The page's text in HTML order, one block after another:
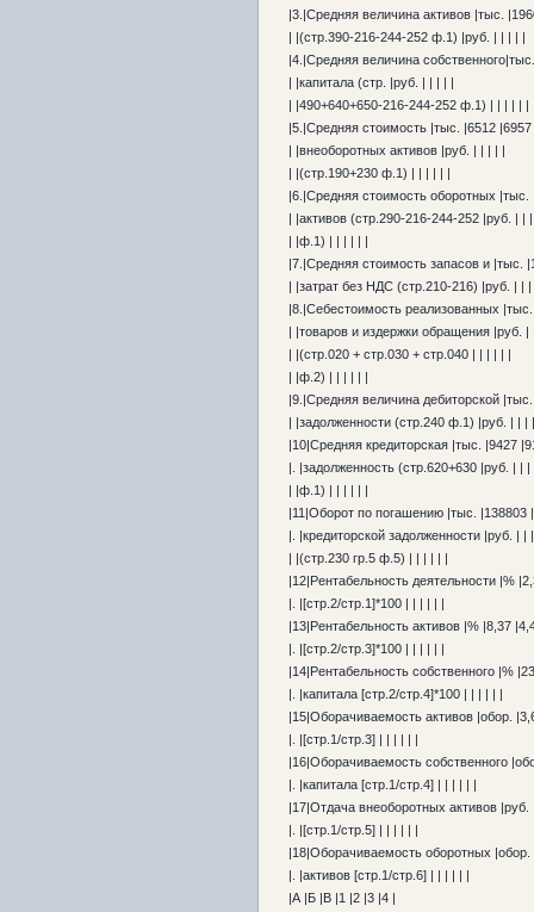
|3.|Средняя величина активов |тыс.
| |(стр.390-216-244-252 ф.1) |руб. | | | | |
|4.|Средняя величина
| |капитала (стр. |руб. | | | | |
| |490+640+650-216-244-252 ф.1) | | | | | |
|5.|Средняя стоимость |тыс. |6512
| |внеоборотных активов |руб. | | | | |
| |(стр.190+230 ф.1) | | | | | |
|6.|Средняя стоимость оборотных
| |активов (стр.290-216-244-252 |руб. | |
| |ф.1) | | | | | |
|7.|Средняя стоимость запасов и |тыс.
| |затрат без НДС (стр.210-216) |руб. | | |
|8.|Себестоимость реализованных
| |товаров и издержки обращения |руб. |
| |(стр.020 + стр.030 + стр.040 | | | | | |
| |ф.2) | | | | | |
|9.|Средняя величина дебиторской
| |задолженности (стр.240 ф.1) |руб. | | |
|10|Средняя кредиторская |тыс. |9427
|. |задолженность (стр.620+630 |руб. | | |
| |ф.1) | | | | | |
|11|Оборот по погашению |тыс. |138803
|. |кредиторской задолженности |руб. | |
| |(стр.230 гр.5 ф.5) | | | | | |
|12|Рентабельность деятельности |%
|. |[стр.2/стр.1]*100 | | | | | |
|13|Рентабельность активов |% |8,37
|. |[стр.2/стр.3]*100 | | | | | |
|14|Рентабельность собственного |%
|. |капитала [стр.2/стр.4]*100 | | | | | |
|15|Оборачиваемость активов |обор.
|. |[стр.1/стр.3] | | | | | |
|16|Оборачиваемость собственного
|. |капитала [стр.1/стр.4] | | | | | |
|17|Отдача внеоборотных активов
|. |[стр.1/стр.5] | | | | | |
|18|Оборачиваемость оборотных
|. |активов [стр.1/стр.6] | | | | | |
|А |Б |В |1 |2 |3 |4 |